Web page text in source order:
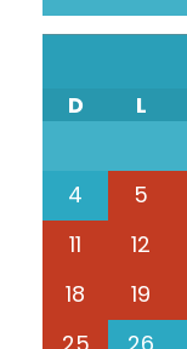
D L
4
5
11
12
18
19